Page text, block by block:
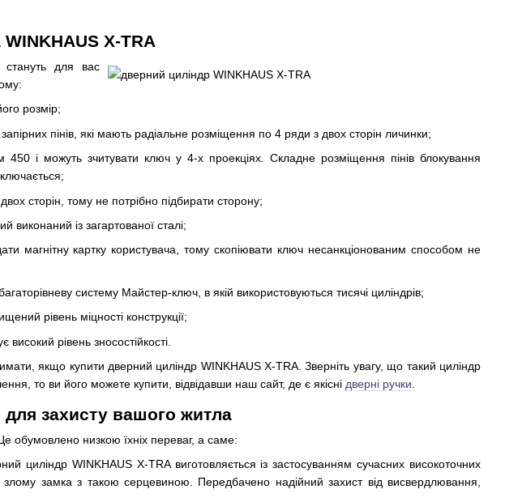
X-TRA
стануть для вас
розмір;
пінів, які мають радіальне розміщення по 4 ряди з двох сторін личинки;
450 і можуть зчитувати ключ у 4-х проекціях. Складне розміщення пінів блокування
сторін, тому не потрібно підбирати сторону;
виконаний із загартованої сталі;
магнітну картку користувача, тому скопіювати ключ несанкціонованим способом не
систему Майстер-ключ, в якій використовуються тисячі циліндрів;
рівень міцності конструкції;
рівень зносостійкості.
якщо купити дверний циліндр WINKHAUS X-TRA. Зверніть увагу, що такий циліндр
то ви його можете купити, відвідавши наш сайт, де є якісні дверні ручки
для захисту вашого житла
обумовлено низкою їхніх переваг, а саме:
циліндр WINKHAUS X-TRA виготовляється із застосуванням сучасних високоточних
злому замка з такою серцевиною. Передбачено надійний захист від висвердлювання,